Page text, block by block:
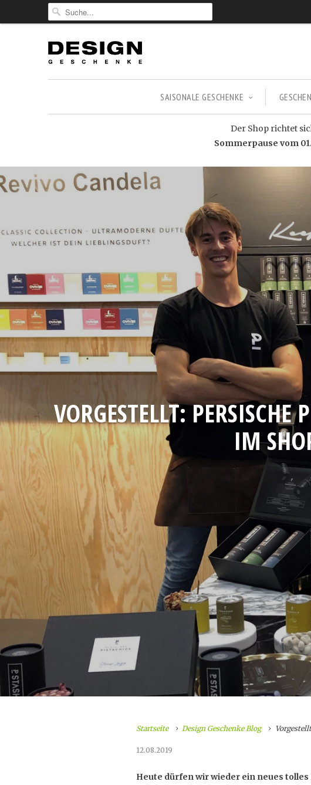
SAISONALE GESCHENKE
Der Shop richtet
Sommerpause vom
VORGESTELLT:
IM
Startseite Design Geschenke Blog
12.08.2019
Heute dürfen wir wieder ein neues